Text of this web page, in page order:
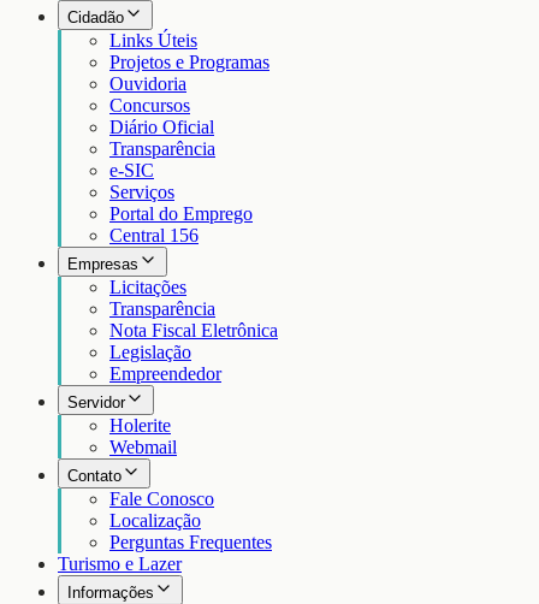
Cidadão
Links Úteis
Projetos e Programas
Ouvidoria
Concursos
Diário Oficial
Transparência
e-SIC
Serviços
Portal do Emprego
Central 156
Empresas
Licitações
Transparência
Nota Fiscal Eletrônica
Legislação
Empreendedor
Servidor
Holerite
Webmail
Contato
Fale Conosco
Localização
Perguntas Frequentes
Turismo e Lazer
Informações